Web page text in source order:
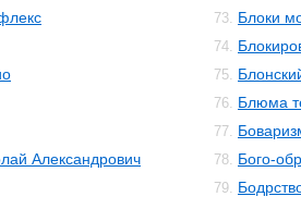
Александрович
73. Блоки
74.
75.
76. Блюма
77.
78. Бого-
79.